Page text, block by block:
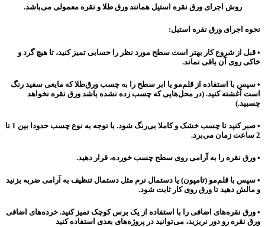
روش اجرای ورق نقره استیل همانند ورق طلا و نقره معمولی می‌باشد.
نحوه اجرای ورق نقره استیل:
• قبل از شروع کار بهتر است سطح مورد نظر را حسابی تمیز کنید، تا هیچ گرد و
خاکی روی آن باقی نماند.
• سپس با استفاده از قلم‌مو یا ابر سطح را به چسب ورق‌طلا که مایعی سفید رنگ
است آغشته کنید. (در محل‌هایی که چسب زده نشده باشد ورق نقره نخواهد
چسبید.)
• صبر کنید تا چسب خشک و کاملا بی‌رنگ شود. با توجه به نوع چسب حدودا بین 1 تا
2 ساعت زمان می‌برد.
• ورق‌ نقره را به آرامی روی سطح چسب خورده، قرار دهید.
• سپس با قلم‌مو (تامپون) یا دستمال نرم مثل دستمال تنظیف به آرامی ضربه بزنید
و مالش دهید تا ورق روی کار ثابت شود.
• ورق نقره‌های اضافی را با استفاده از یک برس کوچک تمیز کنید. خرده‌های اضافی
ورق نقره رو دور نریزید، می‌توانید در پروژه‌های بعدی استفاده کنید